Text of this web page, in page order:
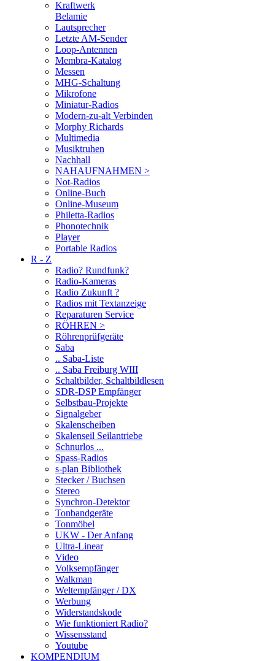
Kraftwerk
Belamie
Lautsprecher
Letzte AM-Sender
Loop-Antennen
Membra-Katalog
Messen
MHG-Schaltung
Mikrofone
Miniatur-Radios
Modern-zu-alt Verbinden
Morphy Richards
Multimedia
Musiktruhen
Nachhall
NAHAUFNAHMEN >
Not-Radios
Online-Buch
Online-Museum
Philetta-Radios
Phonotechnik
Player
Portable Radios
R - Z
Radio? Rundfunk?
Radio-Kameras
Radio Zukunft ?
Radios mit Textanzeige
Reparaturen Service
RÖHREN >
Röhrenprüfgeräte
Saba
.. Saba-Liste
.. Saba Freiburg WIII
Schaltbilder, Schaltbildlesen
SDR-DSP Empfänger
Selbstbau-Projekte
Signalgeber
Skalenscheiben
Skalenseil Seilantriebe
Schnurlos ...
Spass-Radios
s-plan Bibliothek
Stecker / Buchsen
Stereo
Synchron-Detektor
Tonbandgeräte
Tonmöbel
UKW - Der Anfang
Ultra-Linear
Video
Volksempfänger
Walkman
Weltempfänger / DX
Werbung
Widerstandskode
Wie funktioniert Radio?
Wissensstand
Youtube
KOMPENDIUM